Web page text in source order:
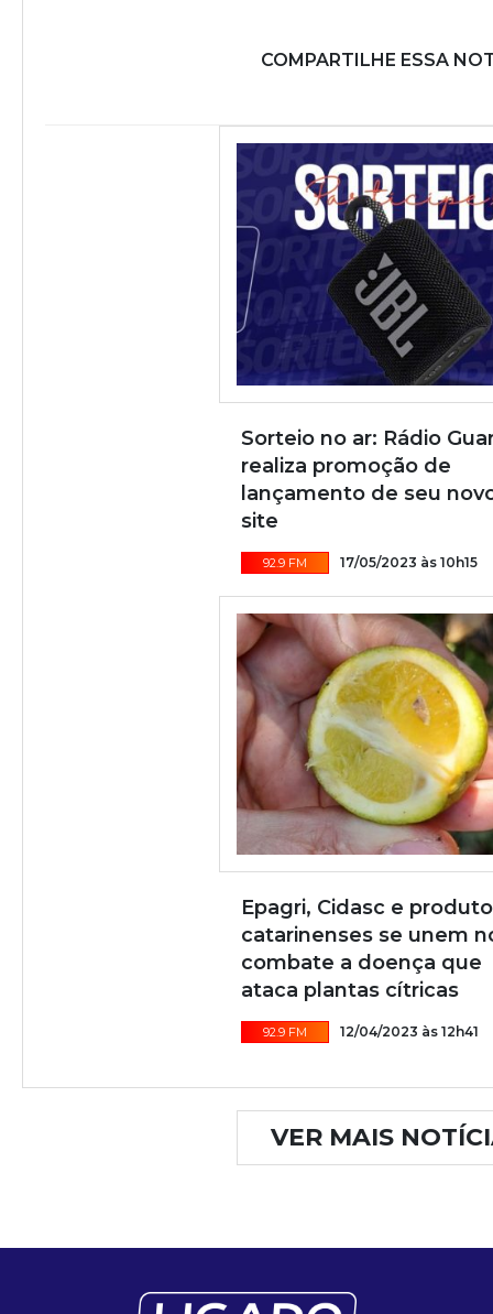
COMPARTILHE ESSA
Sorteio no ar: Rádio
realiza promoção de
lançamento de seu
site
92.9 FM 17/05/2023 às 10h15
Epagri, Cidasc e
catarinenses se unem
combate a doença que
ataca plantas cítricas
92.9 FM 12/04/2023 às 12h41
VER MAIS